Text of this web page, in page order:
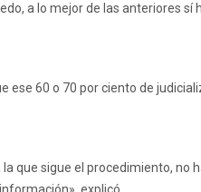
a lo mejor de las anteriores sí
ese 60 o 70 por ciento de
la que sigue el procedimiento,